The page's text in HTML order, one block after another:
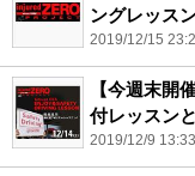
ングレッス
2019/12/15
【今週末開
付レッスン
2019/12/9 13:33